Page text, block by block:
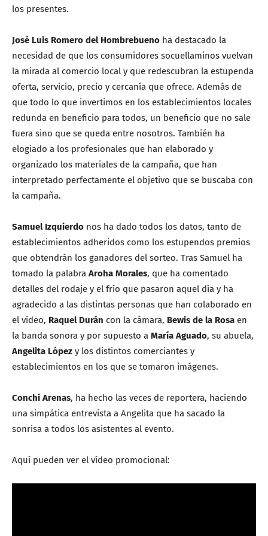
los presentes.
José Luis Romero del Hombrebueno ha destacado la
necesidad de que los consumidores socuellaminos vuelvan
la mirada al comercio local y que redescubran la estupenda
oferta, servicio, precio y cercanía que ofrece. Además de
que todo lo que invertimos en los establecimientos locales
redunda en beneficio para todos, un beneficio que no sale
fuera sino que se queda entre nosotros. También ha
elogiado a los profesionales que han elaborado y
organizado los materiales de la campaña, que han
interpretado perfectamente el objetivo que se buscaba con
la campaña.
Samuel Izquierdo nos ha dado todos los datos, tanto de
establecimientos adheridos como los estupendos premios
que obtendrán los ganadores del sorteo. Tras Samuel ha
tomado la palabra Aroha Morales, que ha comentado
detalles del rodaje y el frío que pasaron aquel día y ha
agradecido a las distintas personas que han colaborado en
el vídeo, Raquel Durán con la cámara, Bewis de la Rosa en
la banda sonora y por supuesto a María Aguado, su abuela,
Angelita López y los distintos comerciantes y
establecimientos en los que se tomaron imágenes.
Conchi Arenas, ha hecho las veces de reportera, haciendo
una simpática entrevista a Angelita que ha sacado la
sonrisa a todos los asistentes al evento.
Aquí pueden ver el vídeo promocional: